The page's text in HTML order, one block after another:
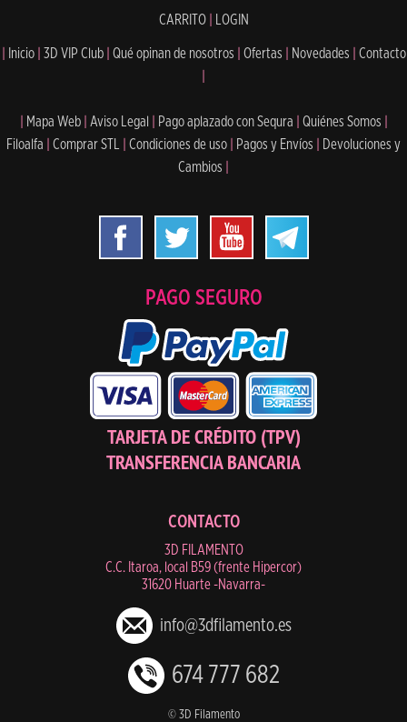
CARRITO| LOGIN
Inicio 3D VIP Club Qué opinan de nosotros Ofertas Novedades
Contacto
Mapa Web Aviso Legal Pago aplazado con Sequra Quiénes Somos
Filoalfa
Comprar STL Condiciones de uso Pagos y Envíos
Devoluciones y
Cambios
PAGO SEGURO
TARJETA DE CRÉDITO (TPV)
TRANSFERENCIA BANCARIA
CONTACTO
3D FILAMENTO
C.C. Itaroa, local B59 (frente Hipercor)
31620 Huarte -Navarra-
info@3dfilamento.es
674 777 682
© 3D Filamento